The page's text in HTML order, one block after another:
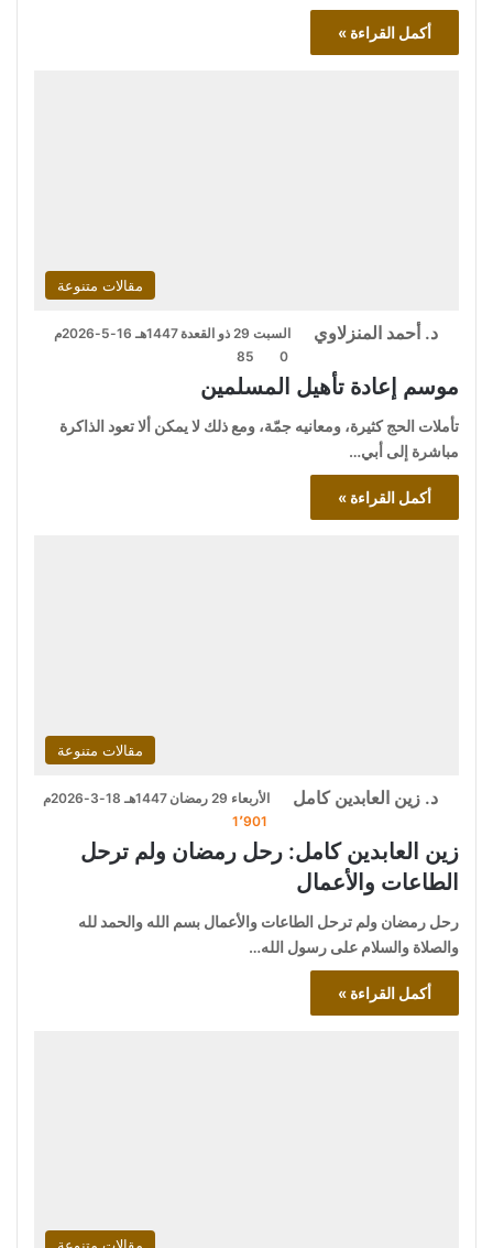
أكمل القراءة »
مقالات متنوعة
د. أحمد المنزلاوي
السبت 29 ذو القعدة 1447هـ 16-5-2026م
0
85
موسم إعادة تأهيل المسلمين
تأملات الحج كثيرة، ومعانيه جمّة، ومع ذلك لا يمكن ألا تعود الذاكرة
مباشرة إلى أبي…
أكمل القراءة »
مقالات متنوعة
د. زين العابدين كامل
الأربعاء 29 رمضان 1447هـ 18-3-2026م
1٬901
زين العابدين كامل: رحل رمضان ولم ترحل
الطاعات والأعمال
رحل رمضان ولم ترحل الطاعات والأعمال بسم الله والحمد لله
والصلاة والسلام على رسول الله…
أكمل القراءة »